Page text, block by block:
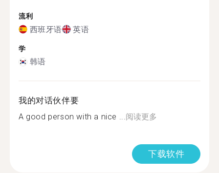
流利
西班牙语 英语
学
韩语
我的对话伙伴要
A good person with a nice ...阅读更多
下载软件